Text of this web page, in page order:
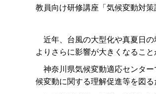
教員向け研修講座「気候変動対
近年、台風の大型化や真夏日の
よりさらに影響が大きくなること
神奈川県気候変動適応センター
候変動に関する理解促進等を図